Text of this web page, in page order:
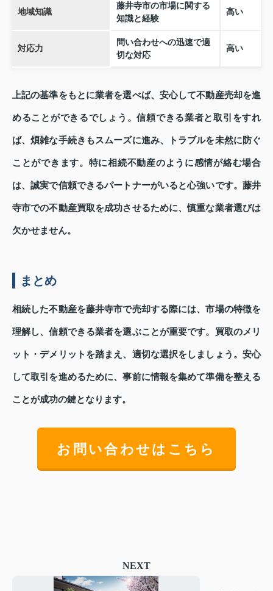
地域知識
藤井寺市の市場に関する
知識と経験
高い
対応力
問い合わせへの迅速で適
切な対応
高い
上記の基準をもとに業者を選べば、安心して不動産売却を進
めることができるでしょう。信頼できる業者と取引をすれ
ば、煩雑な手続きもスムーズに進み、トラブルを未然に防ぐ
ことができます。特に相続不動産のように感情が絡む場合
は、誠実で信頼できるパートナーがいると心強いです。藤井
寺市での不動産買取を成功させるために、慎重な業者選びは
欠かせません。
まとめ
相続した不動産を藤井寺市で売却する際には、市場の特徴を
理解し、信頼できる業者を選ぶことが重要です。買取のメリ
ット・デメリットを踏まえ、適切な選択をしましょう。安心
して取引を進めるために、事前に情報を集めて準備を整える
ことが成功の鍵となります。
お問い合わせはこちら
NEXT